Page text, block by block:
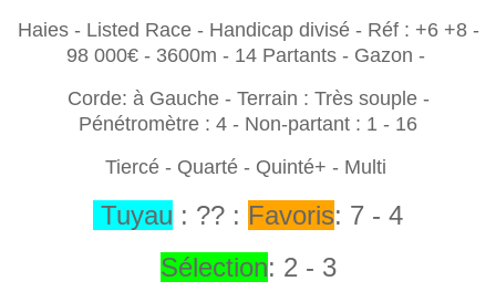
Haies - Listed Race - Handicap divisé - Réf : +6 +8 -
98 000€ - 3600m - 14 Partants - Gazon -
Corde: à Gauche - Terrain : Très souple -
Pénétromètre : 4 - Non-partant : 1 - 16
Tiercé - Quarté - Quinté+ - Multi
Tuyau : ?? : Favoris: 7 - 4
Sélection: 2 - 3